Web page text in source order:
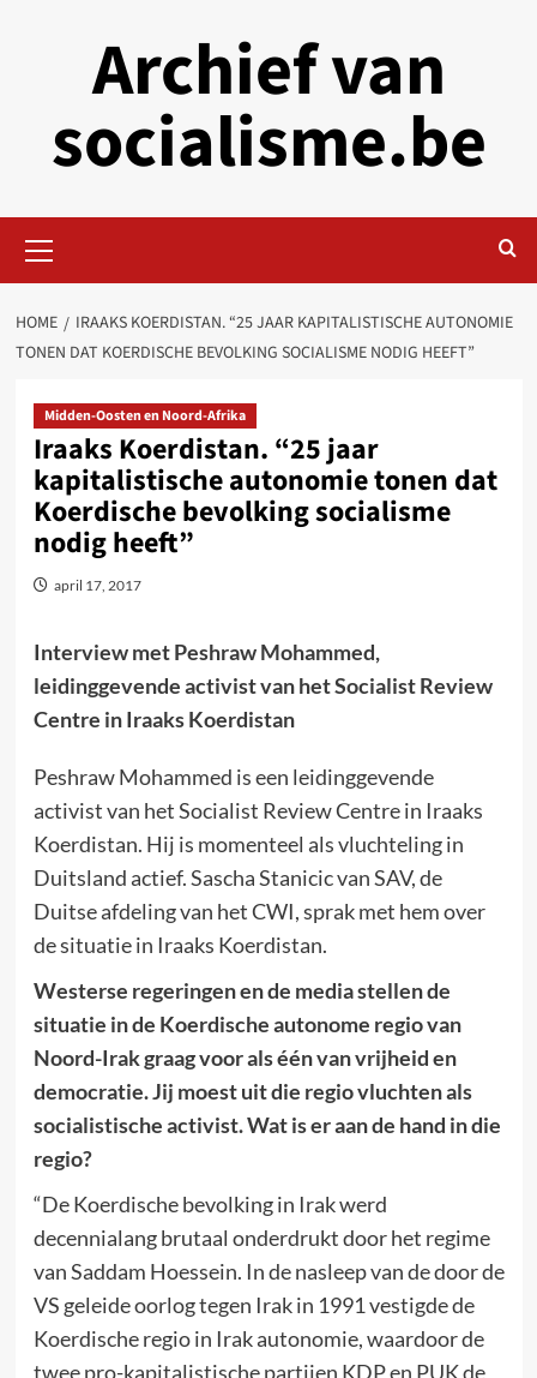
Archief van
socialisme.be
Menu
HOME
IRAAKS KOERDISTAN. “25 JAAR KAPITALISTISCHE AUTONOMIE
TONEN DAT KOERDISCHE BEVOLKING SOCIALISME NODIG HEEFT”
Midden-Oosten en Noord-Afrika
Iraaks Koerdistan. “25 jaar
kapitalistische autonomie tonen dat
Koerdische bevolking socialisme
nodig heeft”
april 17, 2017
Interview met Peshraw Mohammed,
leidinggevende activist van het Socialist Review
Centre in Iraaks Koerdistan
Peshraw Mohammed is een leidinggevende
activist van het Socialist Review Centre in Iraaks
Koerdistan. Hij is momenteel als vluchteling in
Duitsland actief. Sascha Stanicic van SAV, de
Duitse afdeling van het CWI, sprak met hem over
de situatie in Iraaks Koerdistan.
Westerse regeringen en de media stellen de
situatie in de Koerdische autonome regio van
Noord-Irak graag voor als één van vrijheid en
democratie. Jij moest uit die regio vluchten als
socialistische activist. Wat is er aan de hand in die
regio?
“De Koerdische bevolking in Irak werd
decennialang brutaal onderdrukt door het regime
van Saddam Hoessein. In de nasleep van de door de
VS geleide oorlog tegen Irak in 1991 vestigde de
Koerdische regio in Irak autonomie, waardoor de
twee pro-kapitalistische partijen KDP en PUK de